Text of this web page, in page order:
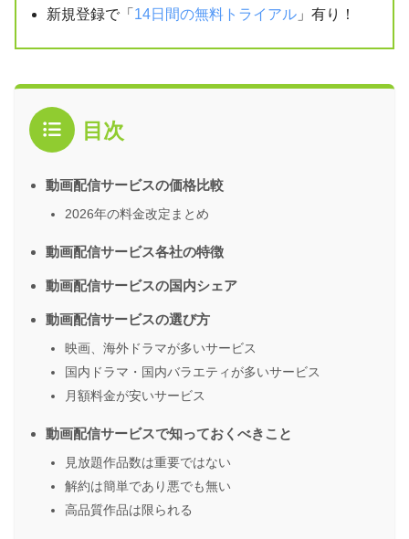
新規登録で「 14日間の無料トライアル 」有り！
目次
動画配信サービスの価格比較
2026年の料金改定まとめ
動画配信サービス各社の特徴
動画配信サービスの国内シェア
動画配信サービスの選び方
映画、海外ドラマが多いサービス
国内ドラマ・国内バラエティが多いサービス
月額料金が安いサービス
動画配信サービスで知っておくべきこと
見放題作品数は重要ではない
解約は簡単であり悪でも無い
高品質作品は限られる